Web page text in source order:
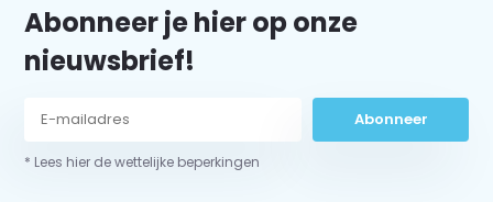
Abonneer je hier op onze
nieuwsbrief!
Abonneer
* Lees hier de wettelijke beperkingen